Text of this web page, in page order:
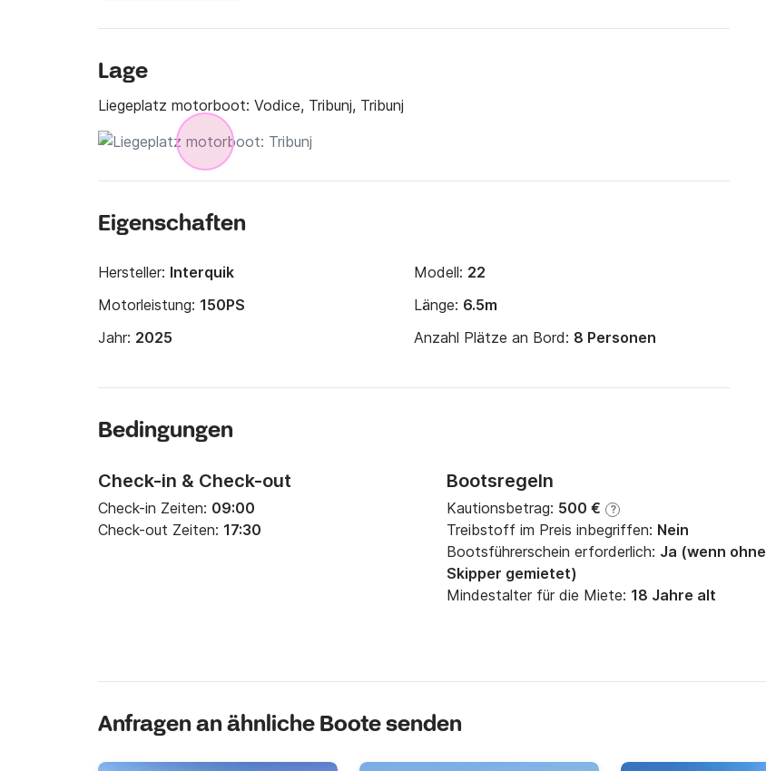
Lage
Liegeplatz motorboot: Vodice, Tribunj, Tribunj
Eigenschaften
Hersteller: Interquik Modell: 22
Motorleistung: 150PS Länge: 6.5m
Jahr: 2025 Anzahl Plätze an Bord: 8 Personen
Bedingungen
Check-in & Check-out
Check-in Zeiten: 09:00
Check-out Zeiten: 17:30
Bootsregeln
Kautionsbetrag: 500 € ?
Treibstoff im Preis inbegriffen: Nein
Bootsführerschein erforderlich: Ja (wenn ohne
Skipper gemietet)
Mindestalter für die Miete: 18 Jahre alt
Anfragen an ähnliche Boote senden